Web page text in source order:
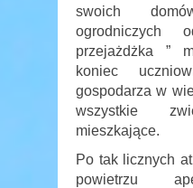
swoich
ogrodniczych
przejażdżka ”
koniec
gospodarza w
wszystkie
mieszkające.
Po tak licznych
powietrzu